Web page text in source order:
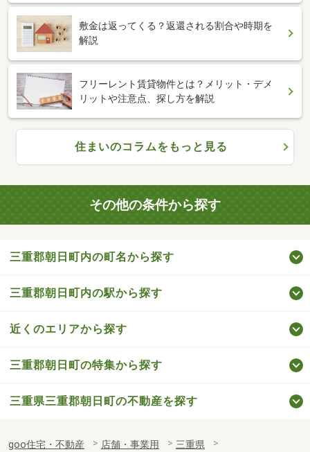
敷金は返ってくる？返還される割合や時期を
解説
フリーレント賃貸物件とは？メリット・デメ
リットや注意点、探し方を解説
住まいのコラムをもっと見る
その他の条件から探す
三重郡朝日町内の町名から探す
三重郡朝日町内の駅から探す
近くのエリアから探す
三重郡朝日町の特集から探す
三重県三重郡朝日町の不動産を探す
goo住宅・不動産 店舗・事業用
三重県